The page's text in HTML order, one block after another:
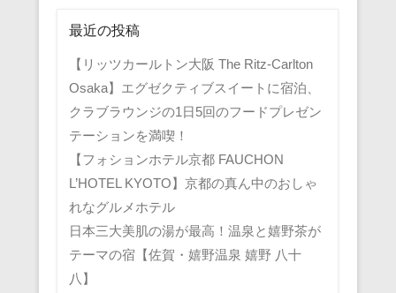
最近の投稿
【リッツカールトン大阪 The Ritz-Carlton
Osaka】エグゼクティブスイートに宿泊、
クラブラウンジの1日5回のフードプレゼン
テーションを満喫！
【フォションホテル京都 FAUCHON
L’HOTEL KYOTO】京都の真ん中のおしゃ
れなグルメホテル
日本三大美肌の湯が最高！温泉と嬉野茶が
テーマの宿【佐賀・嬉野温泉 嬉野 八十
八】